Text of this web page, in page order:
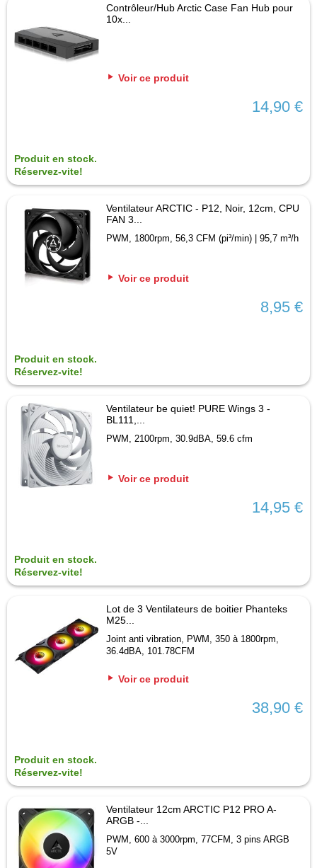
Contrôleur/Hub Arctic Case Fan Hub pour
10x...
Voir ce produit
14,90 €
Produit en stock.
Réservez-vite!
Ventilateur ARCTIC - P12, Noir, 12cm, CPU
FAN 3...
PWM, 1800rpm, 56,3 CFM (pi³/min) | 95,7 m³/h
Voir ce produit
8,95 €
Produit en stock.
Réservez-vite!
Ventilateur be quiet! PURE Wings 3 -
BL111,...
PWM, 2100rpm, 30.9dBA, 59.6 cfm
Voir ce produit
14,95 €
Produit en stock.
Réservez-vite!
Lot de 3 Ventilateurs de boitier Phanteks
M25...
Joint anti vibration, PWM, 350 à 1800rpm,
36.4dBA, 101.78CFM
Voir ce produit
38,90 €
Produit en stock.
Réservez-vite!
Ventilateur 12cm ARCTIC P12 PRO A-
ARGB -...
PWM, 600 à 3000rpm, 77CFM, 3 pins ARGB
5V